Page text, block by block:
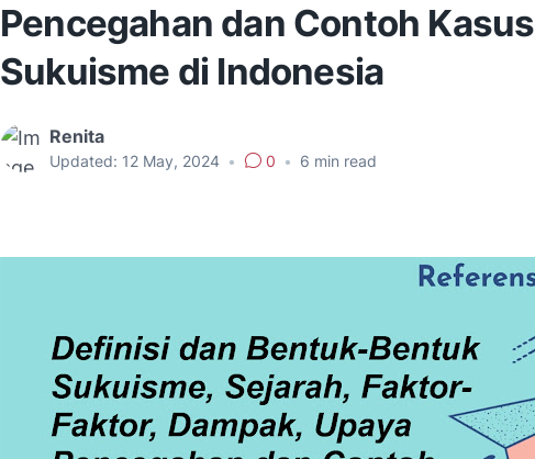
Pencegahan dan Contoh Kasus
Sukuisme di Indonesia
Renita
Updated: 12 May, 2024 • 0 • 6 min read